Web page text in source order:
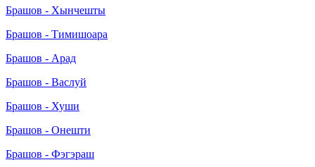
Брашов - Хынчешты
Брашов - Тимишоара
Брашов - Арад
Брашов - Васлуй
Брашов - Хуши
Брашов - Онешти
Брашов - Фэгэраш